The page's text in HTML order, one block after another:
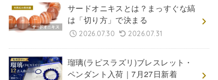
サードオニキスとは？まっすぐな縞
は「切り方」で決まる
2026.07.30 2026.07.31
瑠璃(ラピスラズリ)ブレスレット・
ペンダント入荷｜7月27日新着